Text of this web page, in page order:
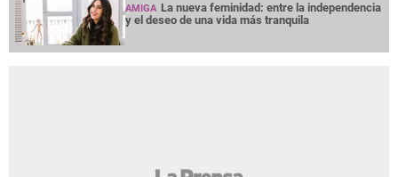
AMIGA La nueva feminidad: entre la independencia
y el deseo de una vida más tranquila